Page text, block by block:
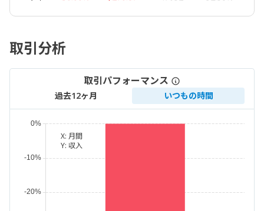
取引分析
取引パフォーマンス
過去12ヶ月 いつもの時間
X: 月間
Y: 収入